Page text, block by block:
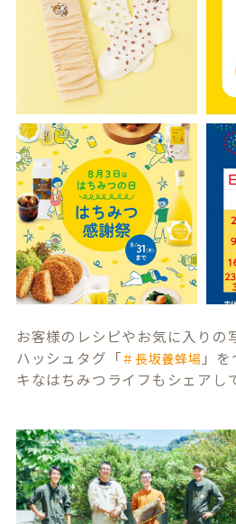
お客様のレシピやお気に入りの
ハッシュタグ「＃長坂養蜂場 」
キなはちみつライフもシェアし